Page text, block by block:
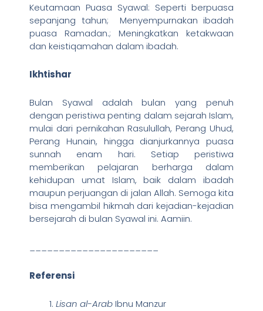
Keutamaan Puasa Syawal: Seperti berpuasa
sepanjang tahun; Menyempurnakan ibadah
puasa Ramadan.; Meningkatkan ketakwaan
dan keistiqamahan dalam ibadah.
Ikhtishar
Bulan Syawal adalah bulan yang penuh
dengan peristiwa penting dalam sejarah Islam,
mulai dari pernikahan Rasulullah, Perang Uhud,
Perang Hunain, hingga dianjurkannya puasa
sunnah enam hari. Setiap peristiwa
memberikan pelajaran berharga dalam
kehidupan umat Islam, baik dalam ibadah
maupun perjuangan di jalan Allah. Semoga kita
bisa mengambil hikmah dari kejadian-kejadian
bersejarah di bulan Syawal ini. Aamiin.
Referensi
Lisan al-ArabIbnu Manzur